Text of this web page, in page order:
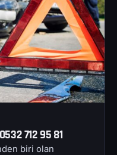
712 95 81
biri olan